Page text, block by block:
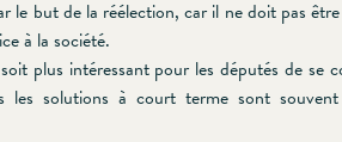
le but de la réélection, car il ne doit pas
à la société.
plus intéressant pour les députés de se
solutions à court terme sont souvent